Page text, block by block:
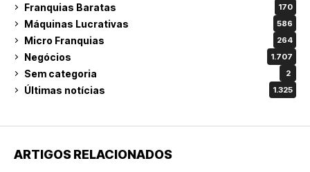
Franquias Baratas 170
Máquinas Lucrativas 586
Micro Franquias 264
Negócios 1.707
Sem categoria 2
Últimas notícias 1.325
ARTIGOS RELACIONADOS